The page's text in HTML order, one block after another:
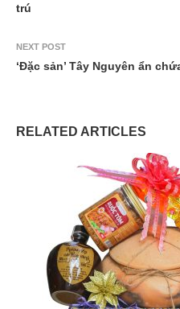
trú
NEXT POST
‘Đặc sản’ Tây Nguyên ẩn
RELATED ARTICLES